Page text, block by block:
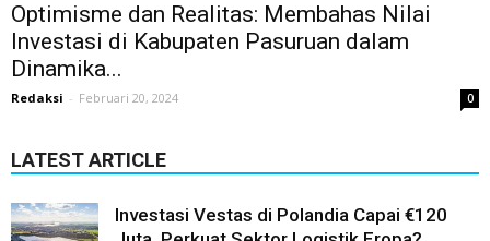
Optimisme dan Realitas: Membahas Nilai
Investasi di Kabupaten Pasuruan dalam
Dinamika...
Redaksi - Februari 20, 2024 0
LATEST ARTICLE
Investasi Vestas di Polandia Capai €120